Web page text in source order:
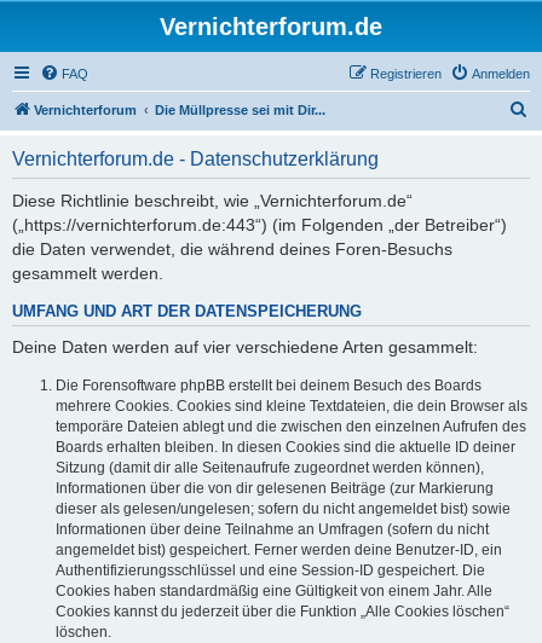
Vernichterforum.de
FAQ Anmelden
Registrieren
Vernichterforum Die Müllpresse sei mit Dir...
Vernichterforum.de - Datenschutzerklärung
Diese Richtlinie beschreibt, wie „Vernichterforum.de“
(„https://vernichterforum.de:443“) (im Folgenden „der Betreiber“)
die Daten verwendet, die während deines Foren-Besuchs
gesammelt werden.
UMFANG UND ART DER DATENSPEICHERUNG
Deine Daten werden auf vier verschiedene Arten gesammelt:
Die Forensoftware phpBB erstellt bei deinem Besuch des Boards
mehrere Cookies. Cookies sind kleine Textdateien, die dein Browser als
temporäre Dateien ablegt und die zwischen den einzelnen Aufrufen des
Boards erhalten bleiben. In diesen Cookies sind die aktuelle ID deiner
Sitzung (damit dir alle Seitenaufrufe zugeordnet werden können),
Informationen über die von dir gelesenen Beiträge (zur Markierung
dieser als gelesen/ungelesen; sofern du nicht angemeldet bist) sowie
Informationen über deine Teilnahme an Umfragen (sofern du nicht
angemeldet bist) gespeichert. Ferner werden deine Benutzer-ID, ein
Authentifizierungsschlüssel und eine Session-ID gespeichert. Die
Cookies haben standardmäßig eine Gültigkeit von einem Jahr. Alle
Cookies kannst du jederzeit über die Funktion „Alle Cookies löschen“
löschen.